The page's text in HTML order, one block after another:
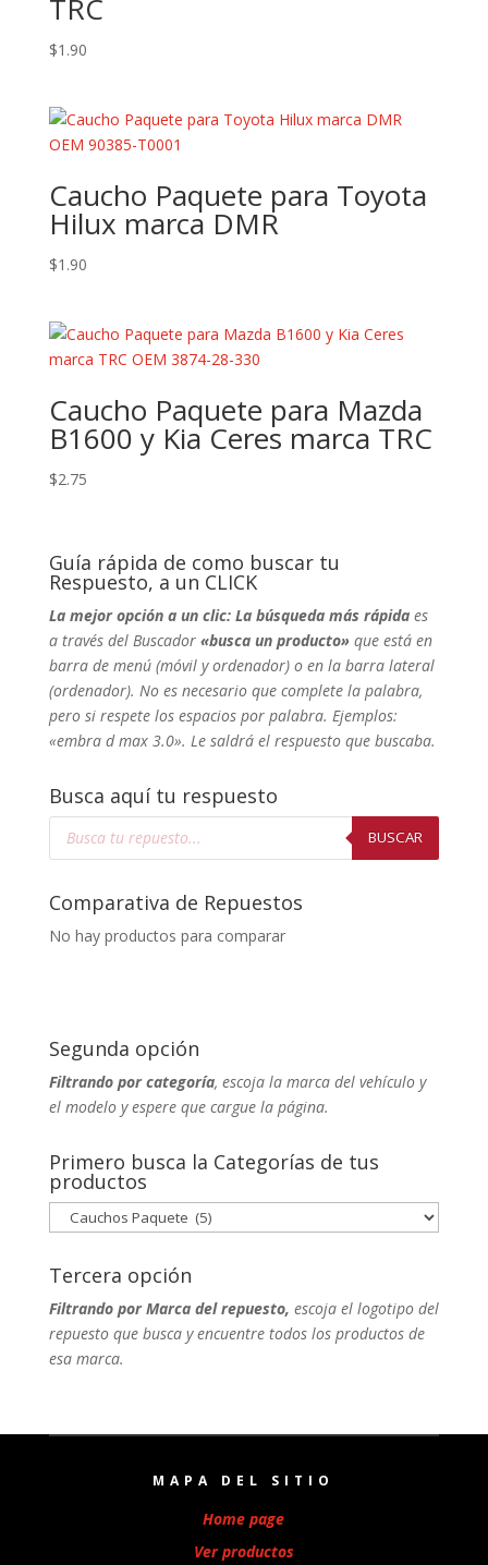
TRC
$1.90
Caucho Paquete para Toyota
Hilux marca DMR
$1.90
Caucho Paquete para Mazda
B1600 y Kia Ceres marca TRC
$2.75
Guía rápida de como buscar tu
Respuesto, a un CLICK
La mejor opción a un clic: La búsqueda más rápida es
a través del Buscador«busca un producto»que está en
barra de menú (móvil y ordenador) o en la barra lateral
(ordenador). Noes necesario que complete la palabra,
pero si respete los espacios por palabra. Ejemplos:
«embra d max 3.0». Le saldrá el respuesto que buscaba.
Busca aquí tu respuesto
Búsqueda
BUSCAR
Comparativa de Repuestos
No hay productos para comparar
Segunda opción
Filtrando por categoría, escoja la marca del vehículo y
el modelo y espere que cargue la página.
Primero busca la Categorías de tus
productos
Tercera opción
Filtrando por Marca del repuesto, escoja el logotipo del
repuesto que busca y encuentre todos los productos de
esa marca.
MAPA DEL SITIO
Home page
Ver productos